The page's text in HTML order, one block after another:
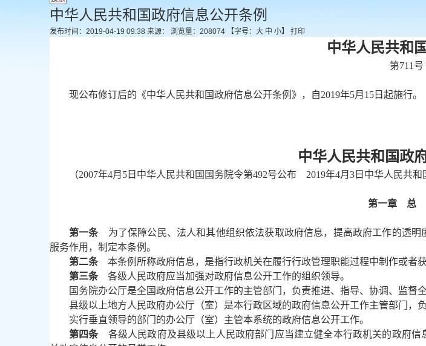
中华人民共和国政府信息公开条例
发布时间：2019-04-19 09:38 来源： 浏览量： 208074 【字号： 大 中 小】 打印
中华人民共和
第711号
现公布修订后的《中华人民共和国政府信息公开条例》，自2019年5月15日起施行。
中华人民共和国政
（2007年4月5日中华人民共和国国务院令第492号公布 2019年4月3日中华人民共和
第一章
第一条为了保障公民、法人和其他组织依法获取政府信息，提高政府工作的透明
服务作用，制定本条例。
第二条 本条例所称政府信息，是指行政机关在履行行政管理职能过程中制作或者
第三条各级人民政府应当加强对政府信息公开工作的组织领导。
国务院办公厅是全国政府信息公开工作的主管部门，负责推进、指导、协调、监督
县级以上地方人民政府办公厅（室）是本行政区域的政府信息公开工作主管部门，
实行垂直领导的部门的办公厅（室）主管本系统的政府信息公开工作。
第四条各级人民政府及县级以上人民政府部门应当建立健全本行政机关的政府信